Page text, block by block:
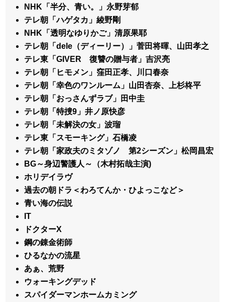
NHK「半分、青い。」永野芽郁
テレ朝「ハゲタカ」綾野剛
NHK「透明なゆりかご」清原果耶
テレ朝「dele（ディーリー）」菅田将暉、山田孝之
テレ東「GIVER 復讐の贈与者」吉沢亮
テレ朝「ヒモメン」窪田正孝、川口春奈
テレ朝「幸色のワンルーム」山田杏奈、上杉柊平
テレ朝「おっさんずラブ」田中圭
テレ朝「特捜9」井ノ原快彦
テレ朝「未解決の女」波瑠
テレ東「スモーキング」石橋凌
テレ朝「家政夫のミタゾノ 第2シーズン」松岡昌宏
BG～身辺警護人～（木村拓哉主演)
ホリデイラヴ
過去の朝ドラ＜わろてんか・ひよっこなど＞
青い海の伝説
IT
ドクターX
鋼の錬金術師
ひるなかの流星
あぁ、荒野
ウォーキングデッド
スパイダーマンホームカミング